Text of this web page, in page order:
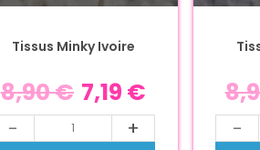
Tissus Minky Ivoire
8,90€ 7,19 €
- + -